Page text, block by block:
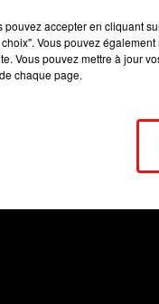
2018
GIMS
part deRihanna
semaines, il
Mais pour
voir son rêve se
(vidéo
pouvez accepter en cliquant
Vous pouvez
Vous pouvez mettre à jour
chaque page.